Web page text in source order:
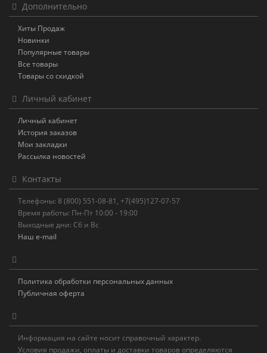
Дополнительно
Хиты Продаж
Новинки
Популярные товары
Все товары
Товары со скидкой
Личный кабинет
Личный кабинет
История заказов
Мои закладки
Рассылка новостей
Контакты
Телефоны: 8 (800) 551-08-81, +7(495)127-07-57
Время работы: Пн-Пт 10:00 - 19:00
Выходные дни: Сб и Вс
Наш e-mail
Политика обработки персональных данных
Публичная оферта
Информация на сайте носит справочный характер.
Условия продажи, оплаты и доставки товаров определяются